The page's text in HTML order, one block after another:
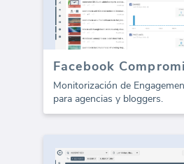
Facebook
Monitorización de
para agencias y bloggers.